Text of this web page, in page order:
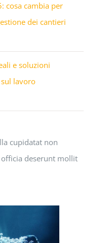
cosa cambia per
dei cantieri
e soluzioni
lavoro
cupidatat non
deserunt mollit